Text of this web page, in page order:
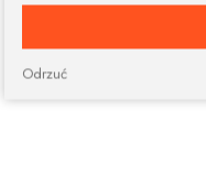
Odrzuć